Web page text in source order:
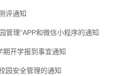
评通知
管理”APP和微信小程序的通知
开学报到事宜通知
园安全管理的通知